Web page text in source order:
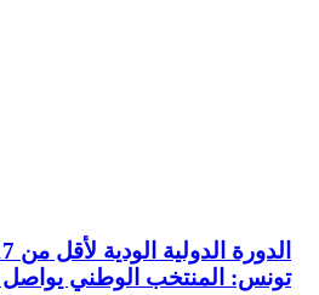
الدورة الدولية
المنتخب الوطني يواصل